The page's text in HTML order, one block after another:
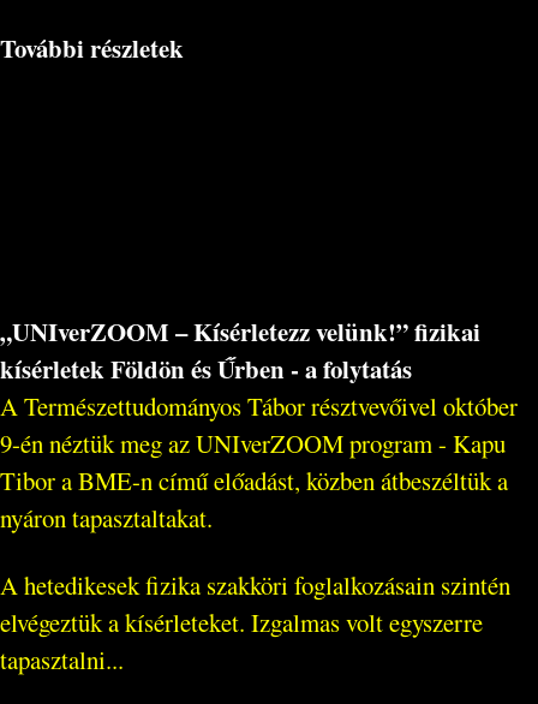
További részletek
„UNIverZOOM – Kísérletezz velünk!” fizikai
kísérletek Földön és Űrben - a folytatás
A Természettudományos Tábor résztvevőivel október
9-én néztük meg az UNIverZOOM program - Kapu
Tibor a BME-n című előadást, közben átbeszéltük a
nyáron tapasztaltakat.
A hetedikesek fizika szakköri foglalkozásain szintén
elvégeztük a kísérleteket. Izgalmas volt egyszerre
tapasztalni...